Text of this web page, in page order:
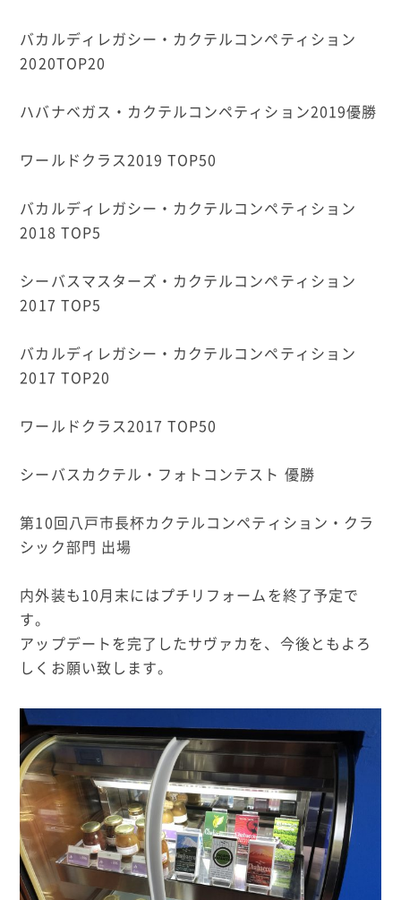
バカルディレガシー・カクテルコンペティション
2020TOP20
ハバナベガス・カクテルコンペティション2019優勝
ワールドクラス2019 TOP50
バカルディレガシー・カクテルコンペティション
2018 TOP5
シーバスマスターズ・カクテルコンペティション
2017 TOP5
バカルディレガシー・カクテルコンペティション
2017 TOP20
ワールドクラス2017 TOP50
シーバスカクテル・フォトコンテスト 優勝
第10回八戸市長杯カクテルコンペティション・クラ
シック部門 出場
内外装も10月末にはプチリフォームを終了予定で
す。
アップデートを完了したサヴァカを、今後ともよろ
しくお願い致します。